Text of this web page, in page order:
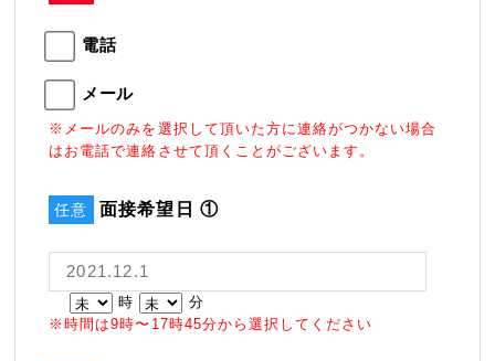
電話
メール
※メールのみを選択して頂いた方に連絡がつかない場合
はお電話で連絡させて頂くことがございます。
任意 面接希望日 ①
時
分
※時間は9時〜17時45分から選択してください